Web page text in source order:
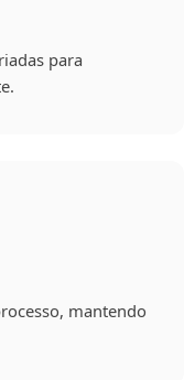
para
mantendo